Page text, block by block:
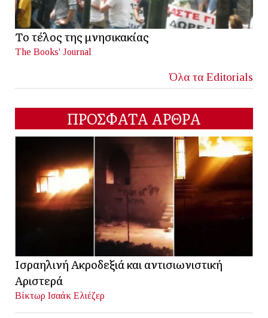
Το τέλος της μνησικακίας
The Books' Journal
Όλα τα Editorials
ΠΡΟΣΦΑΤΑ ΑΡΘΡΑ
Ισραηλινή Ακροδεξιά και αντισιωνιστική
Αριστερά
Βίκτωρ Ισαάκ Ελιέζερ